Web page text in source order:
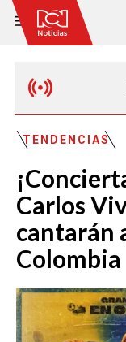
TENDENCIAS
Carlos
cantarán
Colombia